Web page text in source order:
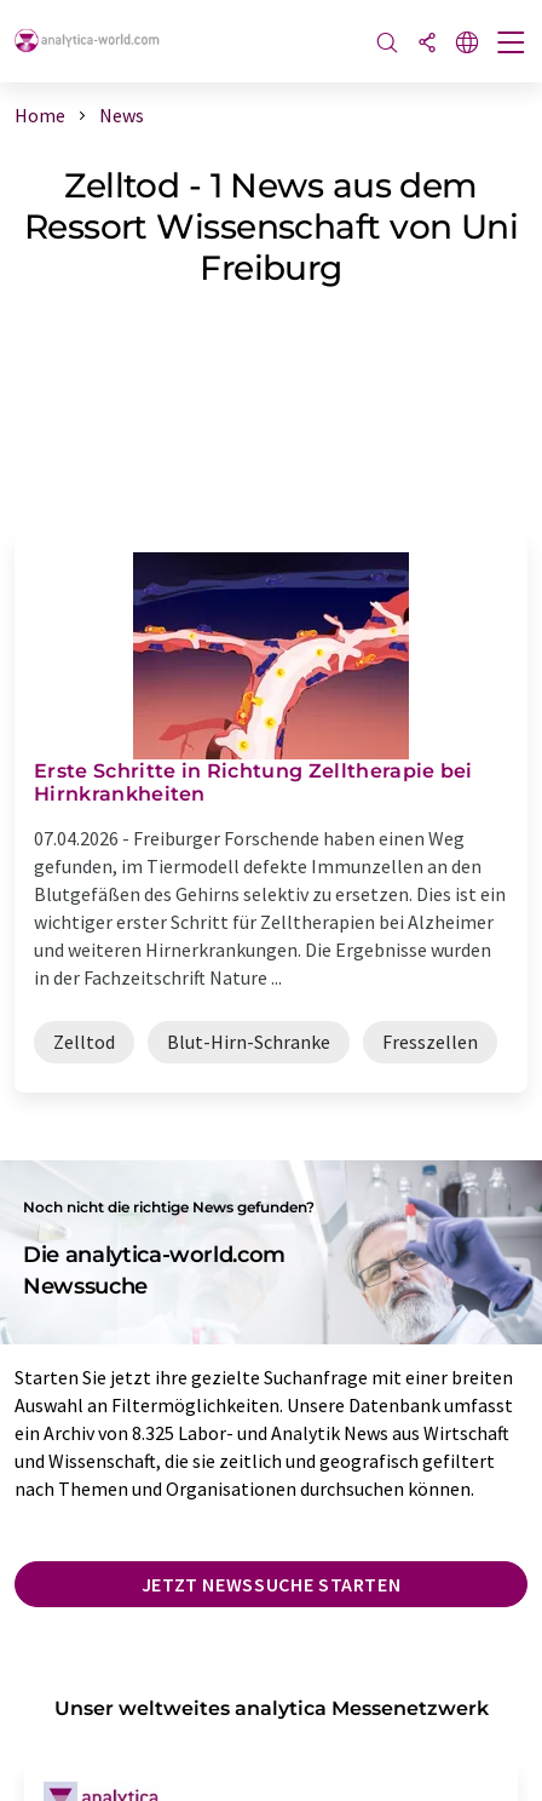
Home News
Zelltod - 1 News aus dem
Ressort Wissenschaft von Uni
Freiburg
Erste Schritte in Richtung Zelltherapie bei
Hirnkrankheiten
07.04.2026 - Freiburger Forschende haben einen Weg
gefunden, im Tiermodell defekte Immunzellen an den
Blutgefäßen des Gehirns selektiv zu ersetzen. Dies ist ein
wichtiger erster Schritt für Zelltherapien bei Alzheimer
und weiteren Hirnerkrankungen. Die Ergebnisse wurden
in der Fachzeitschrift Nature ...
Zelltod Blut-Hirn-Schranke Fresszellen
Noch nicht die richtige News gefunden?
Die analytica-world.com
Newssuche
Starten Sie jetzt ihre gezielte Suchanfrage mit einer breiten
Auswahl an Filtermöglichkeiten. Unsere Datenbank umfasst
ein Archiv von 8.325 Labor- und Analytik News aus Wirtschaft
und Wissenschaft, die sie zeitlich und geografisch gefiltert
nach Themen und Organisationen durchsuchen können.
JETZT NEWSSUCHE STARTEN
Unser weltweites analytica Messenetzwerk